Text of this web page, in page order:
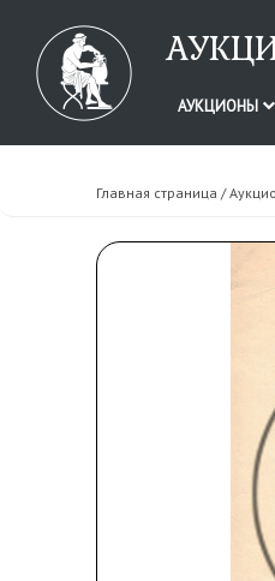
АУКЦИОНЫ
Главная страница /